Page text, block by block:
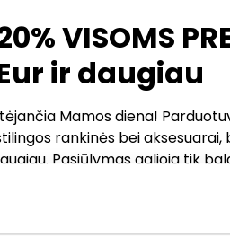
VISOMS
ir daugiau
Mamos diena!
rankinės bei aksesuarai,
Pasiūlymas galioja tik
Laukiame Jūsų